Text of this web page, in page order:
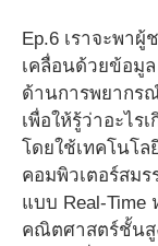
Ep.6 เราจะพา
เคลื่อนด้วยข้อมู
ด้านการพยากร
เพื่อให้รู้ว่าอะไร
โดยใช้เทคโนโล
คอมพิวเตอร์สม
แบบ Real-Time
คณิตศาสตร์ชั้นสู